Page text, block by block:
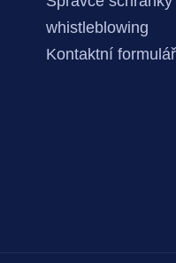
whistleblowing
Kontaktní formulář